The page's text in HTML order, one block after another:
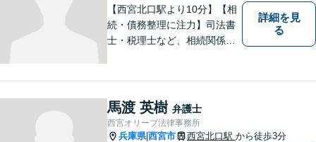
歓迎】
【西宮北口駅より10分】【相
続・債務整理に注力】司法書
士・税理士など、相続関係に
象とした、法律サービスを提
供しております。お気軽に、
ご相談ください。
詳細を見
る
馬渡 英樹 弁護士
西宮オリーブ法律事務所
兵庫県|西宮市 西宮北口駅 から徒歩3分